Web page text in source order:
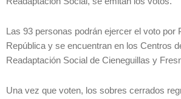
Las 93 personas podrán ejercer el voto por
República y se encuentran en los Centros
Readaptación Social de Cieneguillas y
Una vez que voten, los sobres cerrados